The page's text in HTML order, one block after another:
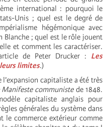
international : pourquoi le
Unis ; quel est le degré de
hégémonique avec
Blanche ; quel est le rôle jouent
et comment les caractériser.
de Peter Drucker : Les
limites.)
capitaliste a été très
Manifeste communiste de 1848.
capitaliste anglais pour
générales du système dans
le commerce extérieur comme